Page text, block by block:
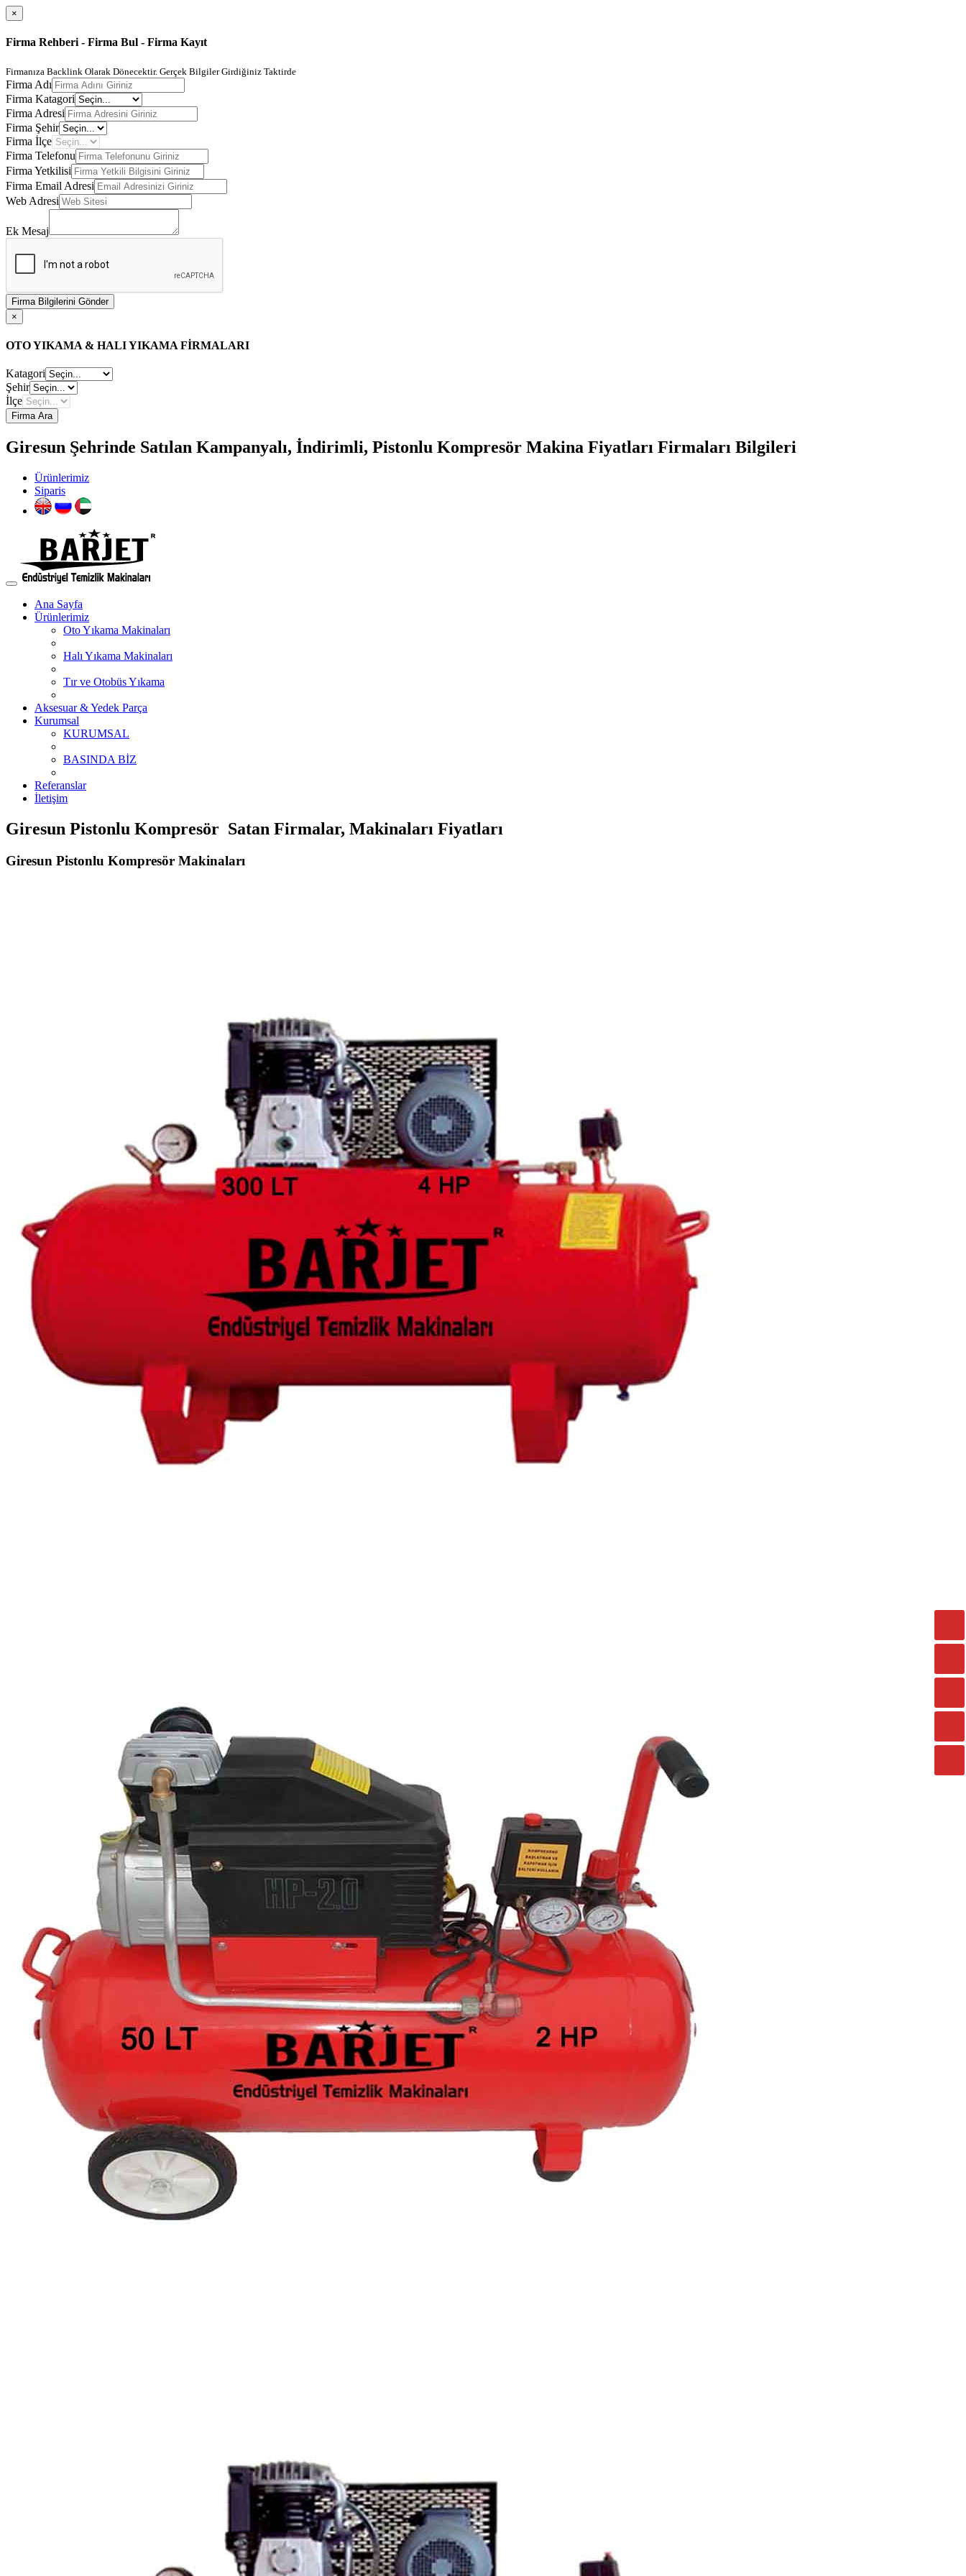
×
Firma Rehberi - Firma Bul - Firma Kayıt
Firmanıza Backlink Olarak Dönecektir. Gerçek Bilgiler Girdiğiniz Taktirde
Firma Adı
Firma Katagori
Firma Adresi
Firma Şehir
Firma İlçe
Firma Telefonu
Firma Yetkilisi
Firma Email Adresi
Web Adresi
Ek Mesaj
Firma Bilgilerini Gönder
×
OTO YIKAMA & HALI YIKAMA FİRMALARI
Katagori
Şehir
İlçe
Firma Ara
Giresun Şehrinde Satılan Kampanyalı, İndirimli, Pistonlu Kompresör Makina Fiyatları Firmaları Bilgileri
Ürünlerimiz
Siparis
Ana Sayfa
Ürünlerimiz
Oto Yıkama Makinaları
Halı Yıkama Makinaları
Tır ve Otobüs Yıkama
Aksesuar & Yedek Parça
Kurumsal
KURUMSAL
BASINDA BİZ
Referanslar
İletişim
Giresun Pistonlu Kompresör Satan Firmalar, Makinaları Fiyatları
Giresun Pistonlu Kompresör Makinaları